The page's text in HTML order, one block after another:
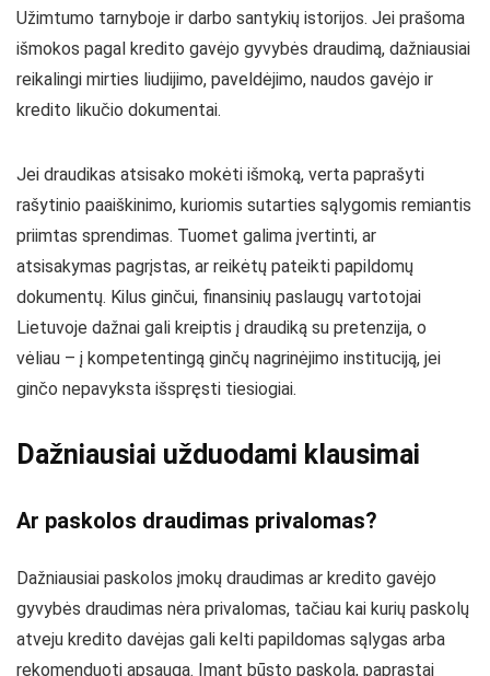
Užimtumo tarnyboje ir darbo santykių istorijos. Jei prašoma
išmokos pagal kredito gavėjo gyvybės draudimą, dažniausiai
reikalingi mirties liudijimo, paveldėjimo, naudos gavėjo ir
kredito likučio dokumentai.
Jei draudikas atsisako mokėti išmoką, verta paprašyti
rašytinio paaiškinimo, kuriomis sutarties sąlygomis remiantis
priimtas sprendimas. Tuomet galima įvertinti, ar
atsisakymas pagrįstas, ar reikėtų pateikti papildomų
dokumentų. Kilus ginčui, finansinių paslaugų vartotojai
Lietuvoje dažnai gali kreiptis į draudiką su pretenzija, o
vėliau – į kompetentingą ginčų nagrinėjimo instituciją, jei
ginčo nepavyksta išspręsti tiesiogiai.
Dažniausiai užduodami klausimai
Ar paskolos draudimas privalomas?
Dažniausiai paskolos įmokų draudimas ar kredito gavėjo
gyvybės draudimas nėra privalomas, tačiau kai kurių paskolų
atveju kredito davėjas gali kelti papildomas sąlygas arba
rekomenduoti apsaugą. Imant būsto paskolą, paprastai